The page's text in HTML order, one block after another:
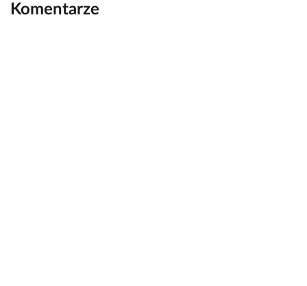
Komentarze